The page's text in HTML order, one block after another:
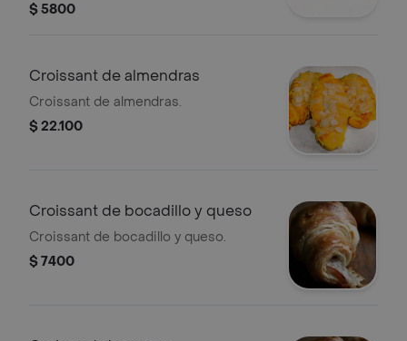
$ 5800
Croissant de almendras
Croissant de almendras.
$ 22.100
Croissant de bocadillo y queso
Croissant de bocadillo y queso.
$ 7400